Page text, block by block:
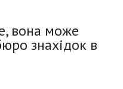
вона може
знахідок в